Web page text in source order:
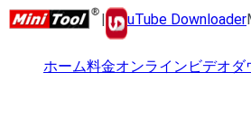
| uTube Downloader
ホーム料金オンラインビデオダ